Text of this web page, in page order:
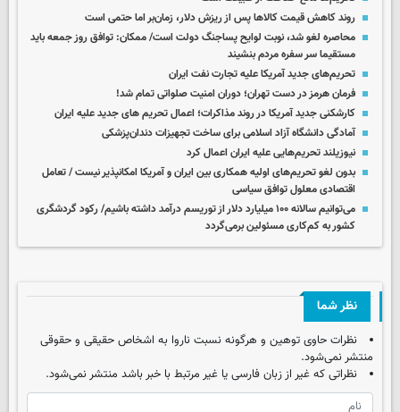
روند کاهش قیمت کالاها پس از ریزش دلار، زمان‌بر اما حتمی است
محاصره لغو شد، نوبت لوایح پساجنگ دولت است/ ممکان: توافق روز جمعه باید
مستقیما سر سفره مردم بنشیند
تحریم‌های جدید آمریکا علیه تجارت نفت ایران
فرمان هرمز در دست تهران؛ دوران امنیت صلواتی تمام شد!
کارشکنی جدید آمریکا در روند مذاکرات؛ اعمال تحریم های جدید علیه ایران
آمادگی دانشگاه آزاد اسلامی برای ساخت تجهیزات دندان‌پزشکی
نیوزیلند تحریم‌هایی علیه ایران اعمال کرد
بدون لغو تحریم‌های اولیه همکاری بین ایران و آمریکا امکانپذیر نیست / تعامل
اقتصادی معلول توافق سیاسی
می‌توانیم سالانه ۱۰۰ میلیارد دلار از توریسم درآمد داشته باشیم/ رکود گردشگری
کشور به کم‌کاری مسئولین برمی‌گردد
نظر شما
نظرات حاوی توهین و هرگونه نسبت ناروا به اشخاص حقیقی و حقوقی
منتشر نمی‌شود.
نظراتی که غیر از زبان فارسی یا غیر مرتبط با خبر باشد منتشر نمی‌شود.